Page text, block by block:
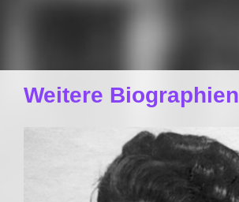
Weitere Biographien